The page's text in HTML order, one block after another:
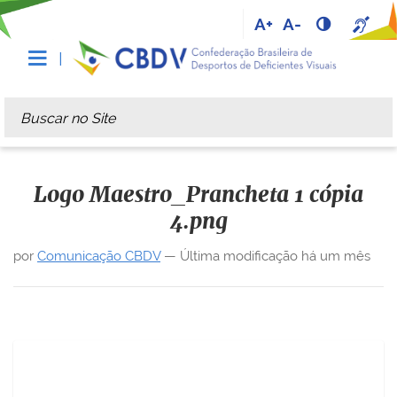
A+ A-
Busca
Busca Avançada…
Logo Maestro_Prancheta 1 cópia
4.png
por Comunicação CBDV— Última modificação há um mês